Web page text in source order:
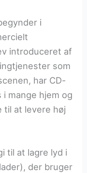
i
introduceret af
som
har CD-
mange hjem og
til at levere høj
til at lagre lyd i
der bruger